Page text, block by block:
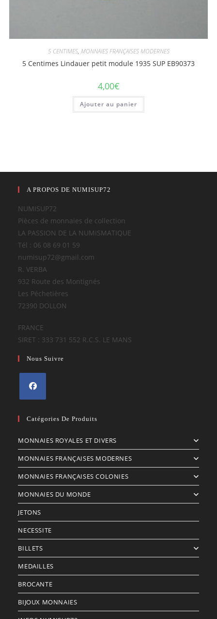
5 CENTIMES, MONNAIES FRANÇAISES MODERNES
5 Centimes Lindauer petit module 1935 SUP EB90373
4,00€
Ajouter au panier
A PROPOS DE NUMISUP72
NUMISUP72
Pièces de monnaies de collection
LA PASSION DE LA NUMISMATIQUE
Tél : 06 08 69 01 59
numisup72@gmail.com
R. VERBA
932 Route des Montignés
Les Péchetières
72390 DOLLON
FRANCE
SIRET : 333 731 552 R.C.S. LE MANS
Nous Suivre
dans
nouvel
Catégories De Produits
MONNAIES ROYALES ET DIVERS
MONNAIES FRANÇAISES MODERNES
MONNAIES FRANÇAISES COLONIES
MONNAIES DU MONDE
JETONS
NECESSITE
BILLETS
MEDAILLES
BROCANTE
BIJOUX MONNAIES